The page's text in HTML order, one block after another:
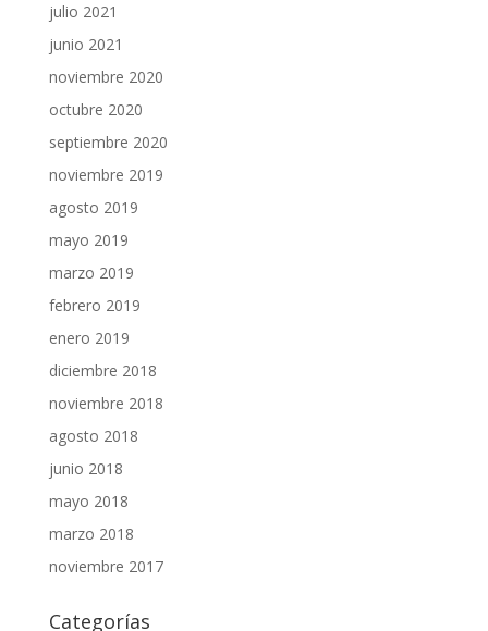
julio 2021
junio 2021
noviembre 2020
octubre 2020
septiembre 2020
noviembre 2019
agosto 2019
mayo 2019
marzo 2019
febrero 2019
enero 2019
diciembre 2018
noviembre 2018
agosto 2018
junio 2018
mayo 2018
marzo 2018
noviembre 2017
Categorías